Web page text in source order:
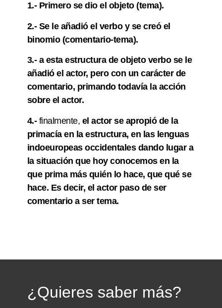
1.- Primero se dio el objeto (tema).
2.- Se le añadió el verbo y se creó el
binomio (comentario-tema).
3.- a esta estructura de objeto verbo se le
añadió el actor, pero con un carácter de
comentario, primando todavía la acción
sobre el actor.
4.- finalmente, el actor se apropió de la
primacía en la estructura, en las lenguas
indoeuropeas occidentales dando lugar a
la situación que hoy conocemos en la
que prima más quién lo hace, que qué se
hace. Es decir, el actor paso de ser
comentario a ser tema.
¿Quieres saber más?